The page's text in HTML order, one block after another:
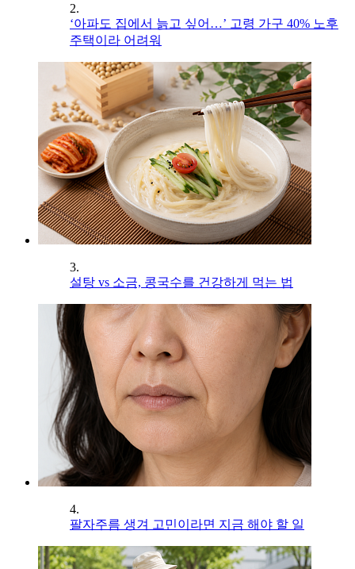
2.
‘아파도 집에서 늙고 싶어…’ 고령 가구 40% 노후
주택이라 어려워
3.
설탕 vs 소금, 콩국수를 건강하게 먹는 법
4.
팔자주름 생겨 고민이라면 지금 해야 할 일